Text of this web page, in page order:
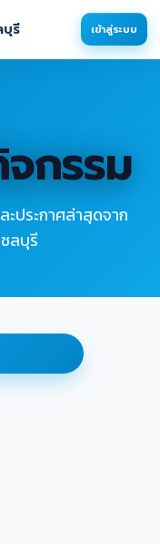
บุรี เข้าสู่ระบบ
กรรม
ะประกาศล่าสุดจาก
ลบุรี